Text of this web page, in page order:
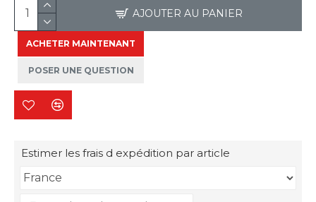
AJOUTER AU PANIER
ACHETER MAINTENANT
POSER UNE QUESTION
Estimer les frais d expédition par article